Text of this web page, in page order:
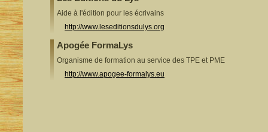
Aide à l'édition pour les écrivains
http://www.leseditionsdulys.org
Apogée FormaLys
Organisme de formation au service des TPE et PME
http://www.apogee-formalys.eu